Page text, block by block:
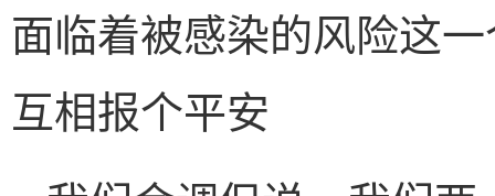
面临着被感染的风险这
互相报个平安